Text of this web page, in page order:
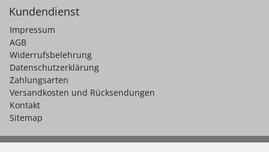
Kundendienst
Impressum
AGB
Widerrufsbelehrung
Datenschutzerklärung
Zahlungsarten
Versandkosten und Rücksendungen
Kontakt
Sitemap